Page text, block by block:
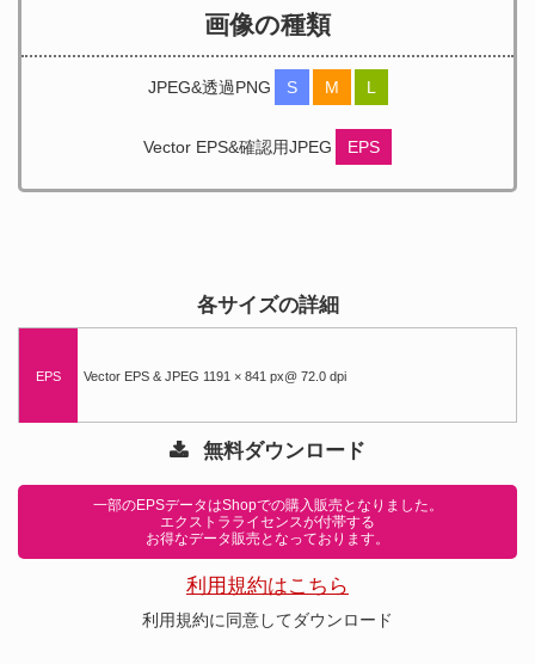
画像の種類
JPEG&透過PNG S M L
Vector EPS&確認用JPEG EPS
各サイズの詳細
EPS Vector EPS & JPEG 1191 × 841 px@ 72.0 dpi
無料ダウンロード
一部のEPSデータはShopでの購入販売となりました。
エクストラライセンスが付帯する
お得なデータ販売となっております。
利用規約はこちら
利用規約に同意してダウンロード